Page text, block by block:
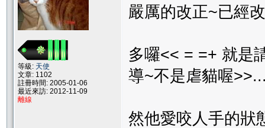
等級: 天使
文章: 1102
註冊時間: 2005-01-06
最近來訪: 2012-11-09
離線
嚴厲的改正~已經
多囉<< = =+ 就是
導~不是虐貓喔
然他愛咬人手的狀